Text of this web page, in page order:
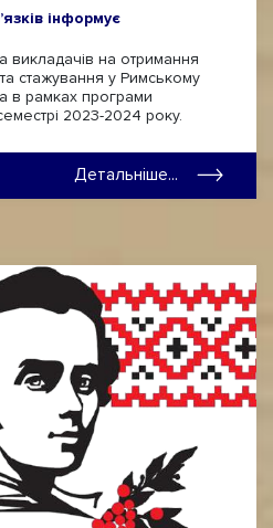
інформує
викладачів на отримання
стажування у Римському
в рамках програми
2023-2024 року.
Детальніше...